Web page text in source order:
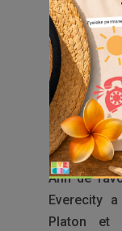
de circuler
routiers
sont plus
générer de
de la
physique, …
Afin de
Everecity
Platon et